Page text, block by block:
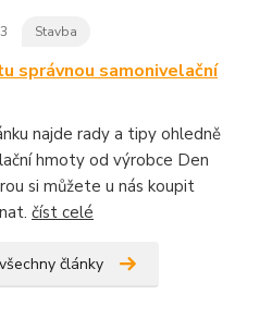
Stavba
správnou samonivelační
najde rady a tipy ohledně
hmoty od výrobce Den
si můžete u nás koupit
číst celé
články